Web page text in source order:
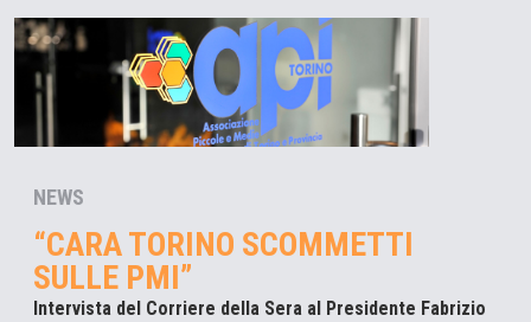
NEWS
“CARA TORINO SCOMMETTI
SULLE PMI”
Intervista del Corriere della Sera al Presidente Fabrizio